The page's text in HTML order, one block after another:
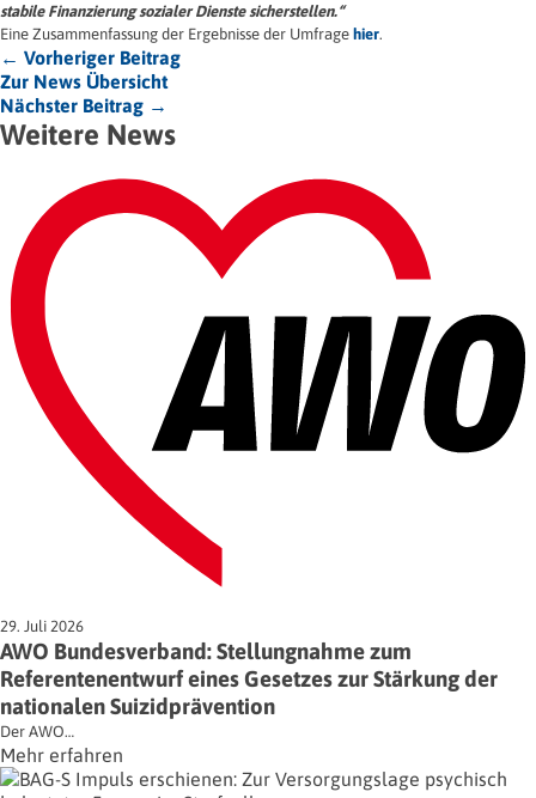
stabile Finanzierung sozialer Dienste sicherstellen.“
Eine Zusammenfassung der Ergebnisse der Umfrage hier.
← Vorheriger Beitrag
Zur News Übersicht
Nächster Beitrag →
Weitere News
29. Juli 2026
AWO Bundesverband: Stellungnahme zum
Referentenentwurf eines Gesetzes zur Stärkung der
nationalen Suizidprävention
Der AWO…
Mehr erfahren